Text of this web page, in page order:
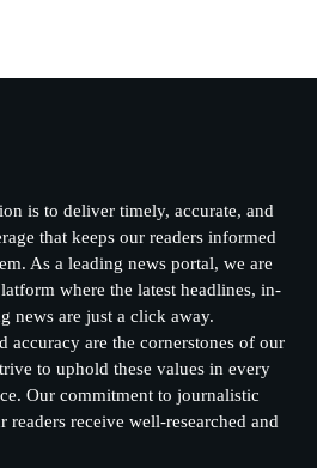
is to deliver timely, accurate, and
that keeps our readers informed
As a leading news portal, we are
where the latest headlines, in-
news are just a click away.
accuracy are the cornerstones of our
to uphold these values in every
Our commitment to journalistic
readers receive well-researched and